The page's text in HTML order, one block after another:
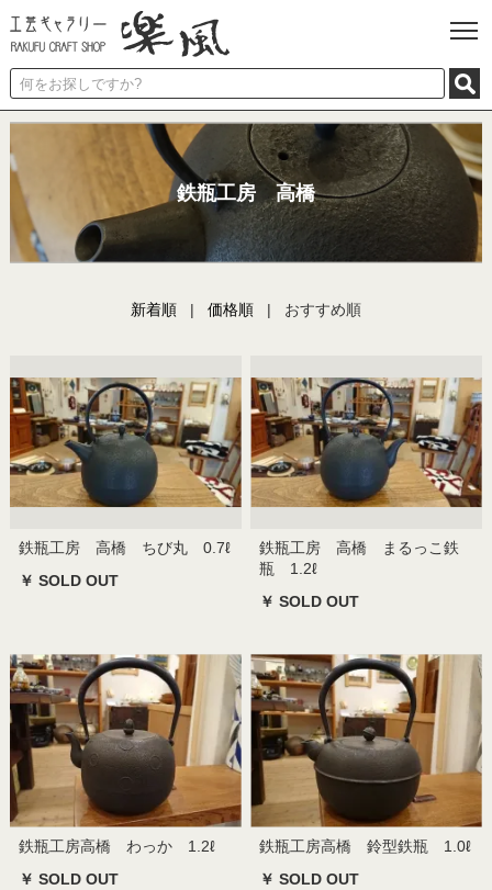
鉄瓶工房 高橋
新着順| 価格順| おすすめ順
鉄瓶工房 高橋 ちび丸 0.7ℓ
￥ SOLD OUT
鉄瓶工房 高橋 まるっこ鉄
瓶 1.2ℓ
￥ SOLD OUT
鉄瓶工房高橋 わっか 1.2ℓ
￥ SOLD OUT
鉄瓶工房高橋 鈴型鉄瓶 1.0ℓ
￥ SOLD OUT